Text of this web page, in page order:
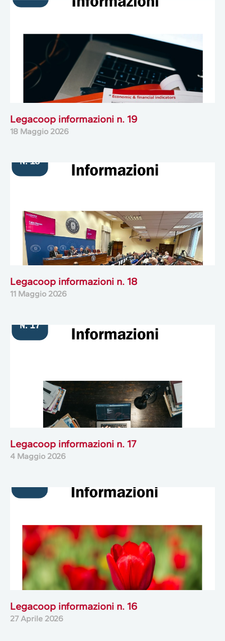
Legacoop informazioni n. 19
18 Maggio 2026
Legacoop informazioni n. 18
11 Maggio 2026
Legacoop informazioni n. 17
4 Maggio 2026
Legacoop informazioni n. 16
27 Aprile 2026